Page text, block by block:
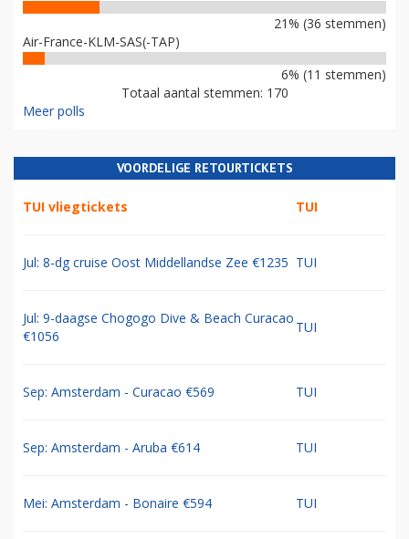
21% (36 stemmen)
Air-France-KLM-SAS(-TAP)
6% (11 stemmen)
Totaal aantal stemmen: 170
Meer polls
VOORDELIGE RETOURTICKETS
TUI vliegtickets TUI
Jul: 8-dg cruise Oost Middellandse Zee €1235 TUI
Jul: 9-daagse Chogogo Dive & Beach Curacao
€1056
TUI
Sep: Amsterdam - Curacao €569 TUI
Sep: Amsterdam - Aruba €614 TUI
Mei: Amsterdam - Bonaire €594 TUI